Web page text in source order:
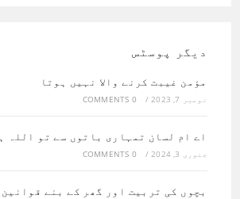
دیگر پوسٹس
مؤمن غیبت کرنے والا نہیں ہوتا
نومبر 7, 2023 /
0 COMMENTS
اے ام لسان تمہاری باتوں سے تو اللہ
جنوری 3, 2024 /
0 COMMENTS
بچوں کی تربیت اور گھر کے بنے قوانین